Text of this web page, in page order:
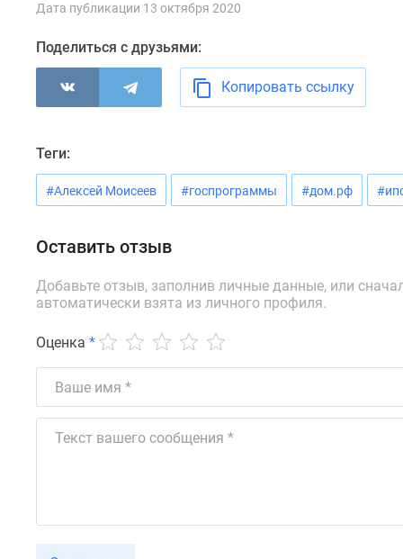
Новости
Мнение
эксперта
Аналитика
рынка
новостроек
Эксперты
проекте
Реклама
Апартаменты
#траншевая
скидками
Дата публикации 13 октября 2020
Поделиться с друзьями:
Копировать ссылку
Теги:
#Алексей Моисеев #госпрограммы #дом.рф
Оставить отзыв
Добавьте отзыв, заполнив личные данные, или
автоматически взята из личного профиля.
Оценка *